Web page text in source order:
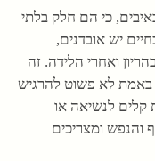
כי הם חלק בלתי
יש אובדנים,
ואחרי הלידה. זה
באמת לא פשוט להרגיש
קלים לנשיאה או
ומצריכים